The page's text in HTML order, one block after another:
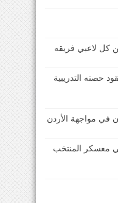
كل لاعبي فريقه
حصته التدريبية
في مواجهة الأردن
في معسكر المنتخب